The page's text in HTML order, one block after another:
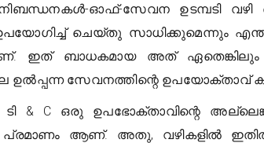
ഓഫ്-സേവന ഉടമ്പടി
ഉപയോഗിച്ച് ചെയ്തു സാധിക്കുമെന്നും
ഇത് ബാധകമായ അത് ഏതെങ്കിലും
ഉൽപ്പന്ന സേവനത്തിന്റെ
ടി & C ഒരു ഉപഭോക്താവിന്റെ
പ്രമാണം ആണ്. അതു, വഴികളിൽ